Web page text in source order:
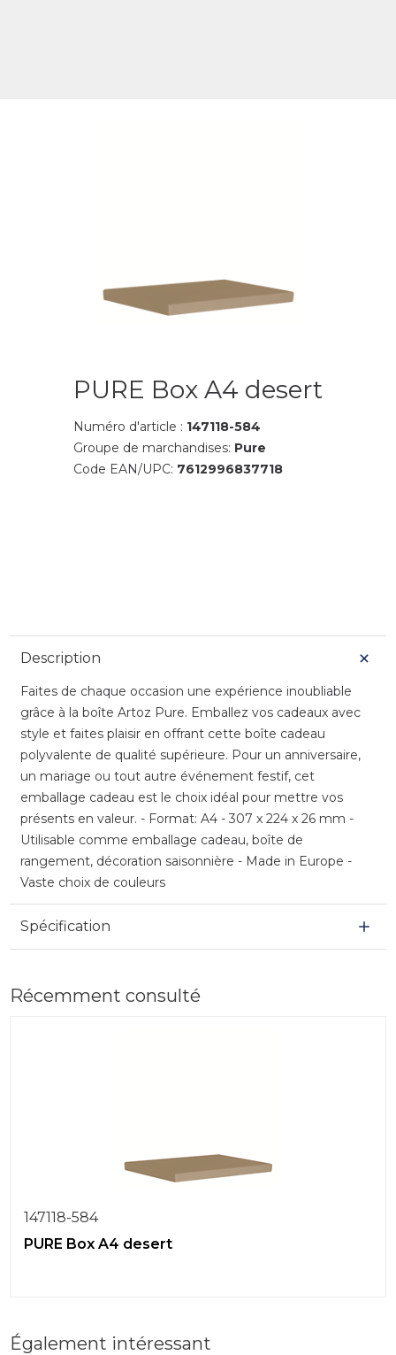
PURE Box A4 desert
Numéro d'article : 147118-584
Groupe de marchandises: Pure
Code EAN/UPC: 7612996837718
Description
Faites de chaque occasion une expérience inoubliable
grâce à la boîte Artoz Pure. Emballez vos cadeaux avec
style et faites plaisir en offrant cette boîte cadeau
polyvalente de qualité supérieure. Pour un anniversaire,
un mariage ou tout autre événement festif, cet
emballage cadeau est le choix idéal pour mettre vos
présents en valeur. - Format: A4 - 307 x 224 x 26 mm -
Utilisable comme emballage cadeau, boîte de
rangement, décoration saisonnière - Made in Europe -
Vaste choix de couleurs
Spécification
Récemment consulté
147118-584
PURE Box A4 desert
Également intéressant